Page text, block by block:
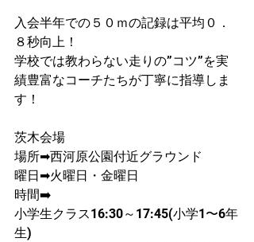
入会半年での５０ｍの記録は平均０．
８秒向上！​
学校では教わらない走りの”コツ”を実
績豊富なコーチたちが丁寧に指導しま
す！
茨木会場
場所➡西河原公園付近グラウンド
曜日➡火曜日・金曜日
時間➡️
小学生クラス16:30～17:45(小学1〜6年
生)